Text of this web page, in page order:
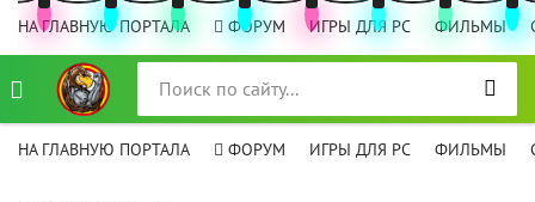
НА ГЛАВНУЮ ПОРТАЛА ФОРУМ ИГРЫ ДЛЯ PC ФИЛЬМЫ
НА ГЛАВНУЮ ПОРТАЛА ФОРУМ ИГРЫ ДЛЯ PC ФИЛЬМЫ